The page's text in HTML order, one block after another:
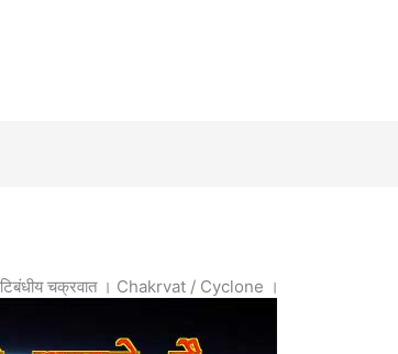
चक्रवात । Chakrvat / Cyclone ।